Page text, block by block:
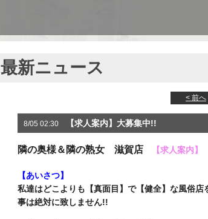
最新ニュース
< 前へ
8/05 02:30【求人案内】大募集中!!
隣の奥様＆隣の熟女 滋賀店 【求人案内】
【あいさつ】
私達はどこよりも【真面目】で【健全】な風俗店
事は絶対に致しません!!